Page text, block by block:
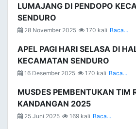
LUMAJANG DI PENDOPO
SENDURO
28 November 2025 170 kali Baca...
APEL PAGI HARI SELASA DI
KECAMATAN SENDURO
16 Desember 2025 170 kali Baca...
MUSDES PEMBENTUKAN TIM
KANDANGAN 2025
25 Juni 2025 169 kali Baca...